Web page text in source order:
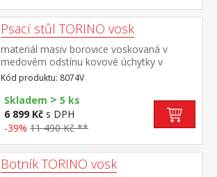
Psací stůl TORINO vosk
materiál masiv borovice voskovaná v
medovém odstínu kovové úchytky v
barevném provedení černěná mosaz 2
otevřené police, 1 dvířka a 3 zásuvky s
kovovými pojezdy
Kód produktu: 8074V
Skladem > 5 ks
6 899 Kč s DPH
-39% 11 490 Kč **
Botník TORINO vosk